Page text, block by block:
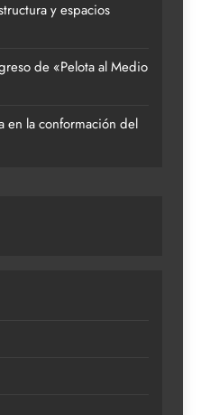
y espacios
de «Pelota al Medio
en la conformación del